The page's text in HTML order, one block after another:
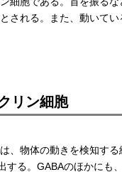
される。また、動いて
リン細胞
、物体の動きを検知す
する。GABAのほかにも